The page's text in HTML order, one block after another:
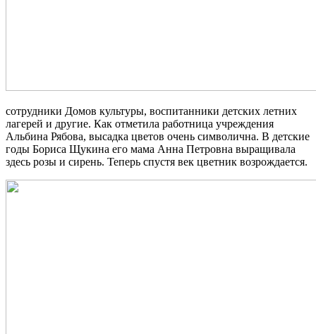
сотрудники Домов культуры, воспитанники детских летних
лагерей и другие. Как отметила работница учреждения
Альбина Рябова, высадка цветов очень символична. В детские
годы Бориса Щукина его мама Анна Петровна выращивала
здесь розы и сирень. Теперь спустя век цветник возрождается.